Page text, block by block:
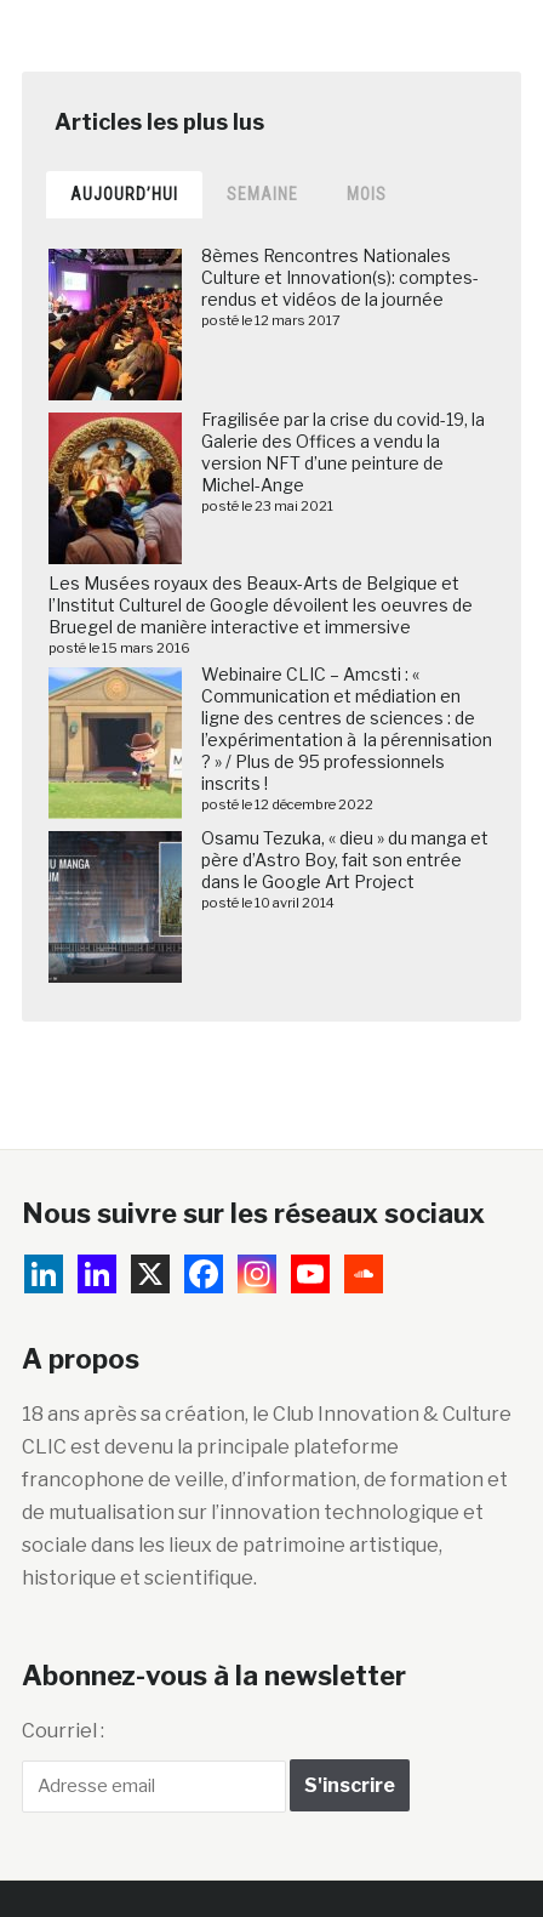
AUJOURD’HUI SEMAINE MOIS
8èmes Rencontres Nationales
Culture et Innovation(s): comptes-
rendus et vidéos de la journée
posté le 12 mars 2017
Fragilisée par la crise du covid-19, la
Galerie des Offices a vendu la
version NFT d’une peinture de
Michel-Ange
posté le 23 mai 2021
Les Musées royaux des Beaux-Arts de Belgique et
l’Institut Culturel de Google dévoilent les oeuvres de
Bruegel de manière interactive et immersive
posté le 15 mars 2016
Webinaire CLIC – Amcsti : «
Communication et médiation en
ligne des centres de sciences : de
l’expérimentation à la pérennisation
? » / Plus de 95 professionnels
inscrits !
posté le 12 décembre 2022
Osamu Tezuka, « dieu » du manga et
père d’Astro Boy, fait son entrée
dans le Google Art Project
posté le 10 avril 2014
Nous suivre sur les réseaux sociaux
A propos
18 ans après sa création, le Club Innovation & Culture
CLIC est devenu la principale plateforme
francophone de veille, d’information, de formation et
de mutualisation sur l’innovation technologique et
sociale dans les lieux de patrimoine artistique,
historique et scientifique.
Abonnez-vous à la newsletter
Courriel :